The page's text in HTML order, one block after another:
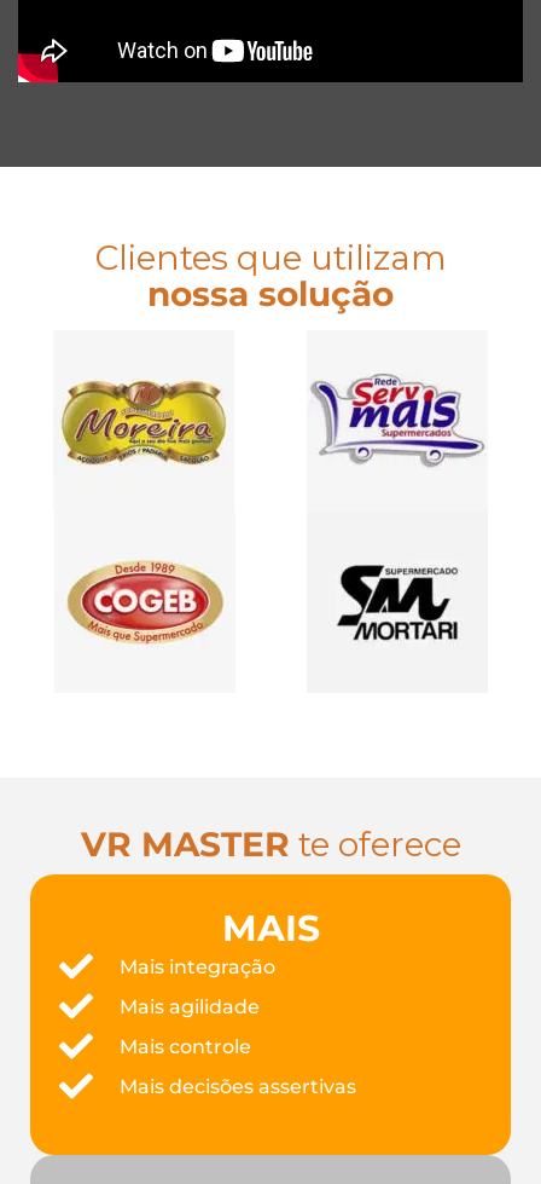
Clientes que utilizam
nossa solução
VR MASTER te oferece
MAIS
Mais integração
Mais agilidade
Mais controle
Mais decisões assertivas